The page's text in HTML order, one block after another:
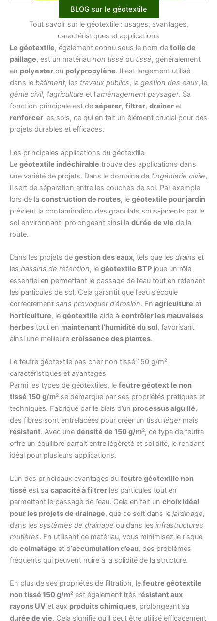
BLOG sur le géotextile
Tout savoir sur le géotextile : usages, avantages,
caractéristiques et applications
Le géotextile, également connu sous le nom de toile de
paillage, est un matériau non tissé ou tissé, généralement
en polyester ou polypropylène. Il est largement utilisé
dans le bâtiment, les travaux publics, la gestion des eaux, le
génie civil, l’agriculture et l’aménagement paysager. Sa
fonction principale est de séparer, filtrer, drainer et
renforcer les sols, ce qui en fait un élément crucial pour des
projets durables et efficaces.
Les principales applications du géotextile
Le géotextile indéchirable trouve des applications dans
une variété de projets. Dans le domaine de l’ingénierie civile,
il sert de séparation entre les couches de sol. Par exemple,
lors de la construction de routes, le géotextile pour jardin
prévient la contamination des granulats sous-jacents par le
sol environnant, prolongeant ainsi la durée de vie de la
route.
Dans les projets de gestion des eaux, tels que les drains et
les bassins de rétention, le géotextile BTP joue un rôle
essentiel en permettant le passage de l’eau tout en retenant
les particules de sol. Cela garantit que l’eau s’écoule
correctement sans provoquer d’érosion. En agriculture et
horticulture, le géotextile aide à contrôler les mauvaises
herbes tout en maintenant l’humidité du sol, favorisant
ainsi une meilleure croissance des plantes.
Le feutre géotextile pas cher non tissé 150 g/m² :
caractéristiques et avantages
Parmi les types de géotextiles, le feutre géotextile non
tissé 150 g/m² se démarque par ses propriétés pratiques et
techniques. Fabriqué par le biais d’un processus aiguillé,
des fibres sont entrelacées pour créer un tissu légermais
résistant. Avec une densité de 150 g/m², ce type de feutre
offre un équilibre parfait entre légèreté et solidité, le rendant
idéal pour plusieurs applications.
L’un des principaux avantages du feutre géotextile non
tissé est sa capacité à filtrer les particules tout en
permettant le passage de l’eau. Cela en fait un choix idéal
pour les projets de drainage, que ce soit dans le jardinage,
dans les systèmes de drainage ou dans les infrastructures
routières. En utilisant ce matériau, vous minimisez le risque
de colmatage et d’accumulation d’eau, des problèmes
fréquents qui peuvent nuire à la solidité de la structure.
En plus de ses propriétés de filtration, le feutre géotextile
non tissé 150 g/m² est également très résistant aux
rayons UV et aux produits chimiques, prolongeant sa
durée de vie. Cela signifie qu’il peut être utilisé efficacement